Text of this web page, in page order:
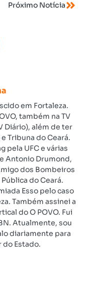
Próximo Notícia
em Fortaleza.
também na TV
Diário), além de ter
Tribuna do Ceará.
pela UFC e várias
Antonio Drumond,
dos Bombeiros
do Ceará.
Esso pelo caso
Também assinei a
do O POVO. Fui
Atualmente, sou
diariamente para
Estado.